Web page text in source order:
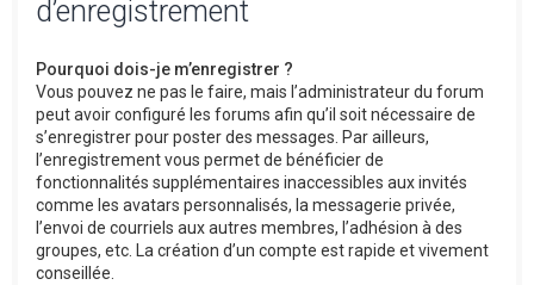
d’enregistrement
Pourquoi dois-je m’enregistrer ?
Vous pouvez ne pas le faire, mais l’administrateur du forum
peut avoir configuré les forums afin qu’il soit nécessaire de
s’enregistrer pour poster des messages. Par ailleurs,
l’enregistrement vous permet de bénéficier de
fonctionnalités supplémentaires inaccessibles aux invités
comme les avatars personnalisés, la messagerie privée,
l’envoi de courriels aux autres membres, l’adhésion à des
groupes, etc. La création d’un compte est rapide et vivement
conseillée.